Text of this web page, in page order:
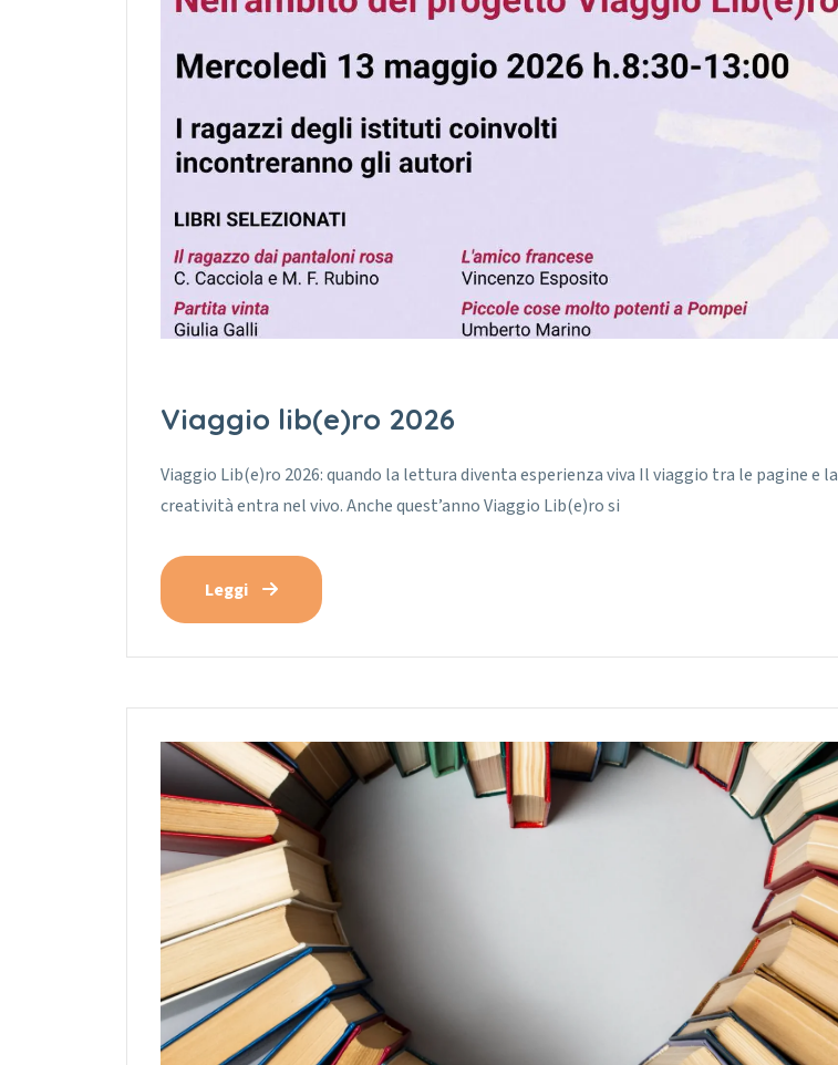
Viaggio lib(e)ro 2026
Viaggio Lib(e)ro 2026: quando la lettura diventa esperienza viva Il viaggio tra le pagine e la
creatività entra nel vivo. Anche quest’anno Viaggio Lib(e)ro si
Leggi